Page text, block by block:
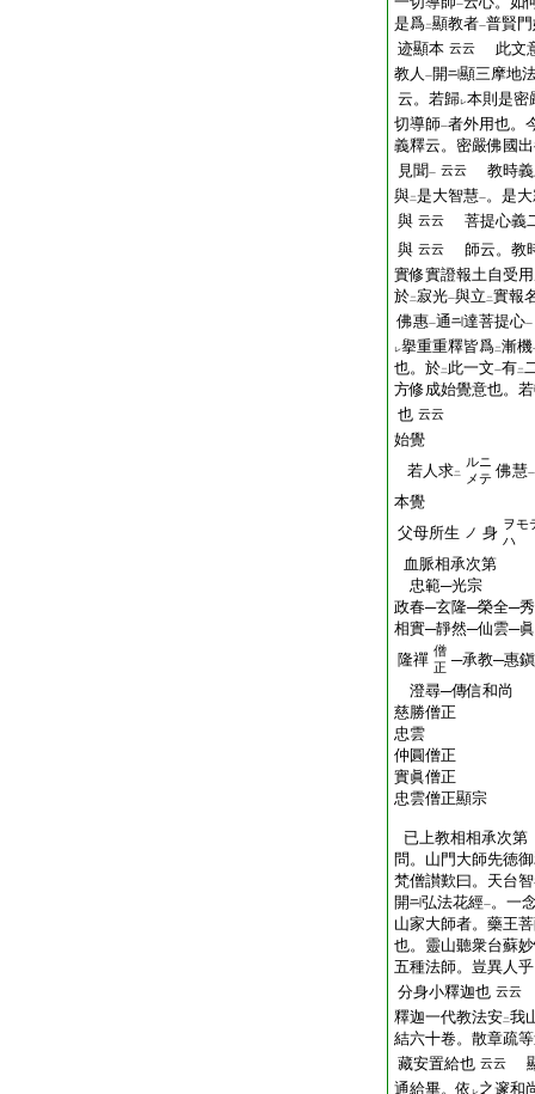
一
是爲二顯教者一普賢
迹顯本 云云
此文
教人 一開
顯三摩地
云。若歸レ本則是密
切導師一者外用也。
義釋云。密嚴佛國出
見聞一 云云
教時義
與二是大智慧一。是
與 云云
菩提心義
與 云云
師云。教
實修實證報土自受
於二寂光一與立 二實報
佛惠一通 達菩提心一
レ擧重重釋皆爲二漸機
也。於二 此一文一有二
方修成始覺意也。
也 云云
始覺
若人求二
ルニ
メテ 佛慧一
本覺
父母所生
ノ 身 ヲモ
ハ
血脈相承次第
忠範─光宗
政春─玄隆─榮全─
相實─靜然─仙雲─
隆禪 僧
正 ─承教─惠
澄尋─傳信和尚
慈勝僧正
忠雲
仲圓僧正
實眞僧正
忠雲僧正顯宗
已上教相相承次第
問。山門大師先徳
梵僧讃歎曰。天台
開
弘法花經一。一
山家大師者。藥王
也。靈山聽衆台蘇
五種法師。豈異人
分身小釋迦也 云云
釋迦一代教法安二我
結六十卷。散章疏
藏安置給也 云云
通給畢。依 レ之邃和